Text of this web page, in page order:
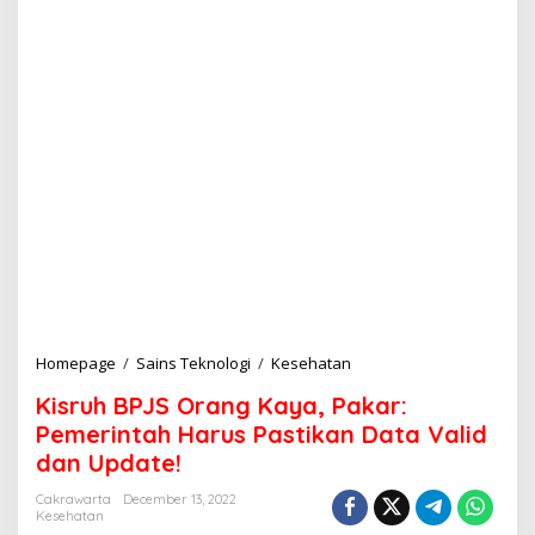
Homepage / Sains Teknologi / Kesehatan
s
r
u
B
P
Kisruh BPJS Orang Kaya, Pakar:
Pemerintah Harus Pastikan Data Valid
dan Update!
Cakrawarta
December 13, 2022
Kesehatan